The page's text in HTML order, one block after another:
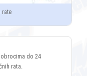
rate
do 24
rata.